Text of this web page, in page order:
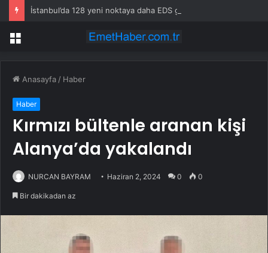
İstanbul’da 128 yeni noktaya daha EDS geliyor
Menü
Anasayfa / Haber
Haber
Kırmızı bültenle aranan kişi
Alanya’da yakalandı
NURCAN BAYRAM Haziran 2, 2024 0 0
Bir dakikadan az